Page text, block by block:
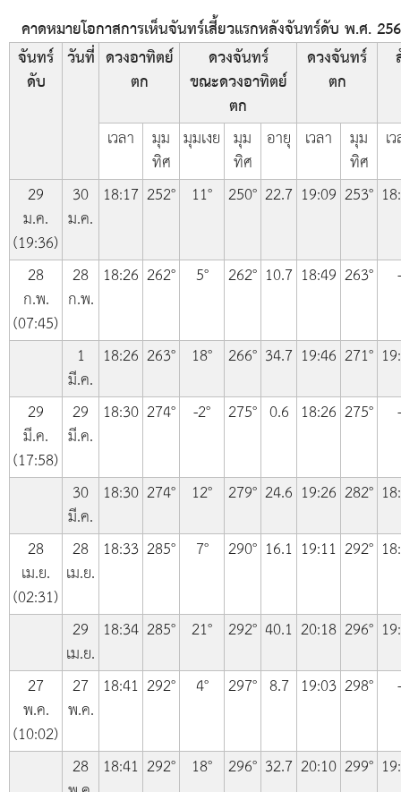
คาดหมายโอกาสการเห็นจันทร์เสี้ยวแรกหลังจันทร์ดับ พ.ศ.
จันทร์
ดับ
วันที่ ดวงอาทิตย์
ตก
ดวงจันทร์
ขณะดวงอาทิตย์
ตก
ดวงจันทร์
ตก
เวลา มุม
ทิศ
มุมเงย มุม
ทิศ
อายุ เวลา มุม
ทิศ
เ
29
ม.ค.
(19:36)
30
ม.ค.
18:17 252° 11° 250° 22.7 19:09 253°
28
ก.พ.
(07:45)
28
ก.พ.
18:26 262° 5° 262° 10.7 18:49 263° -
1
มี.ค.
18:26 263° 18° 266° 34.7 19:46 271°
29
มี.ค.
(17:58)
29
มี.ค.
18:30 274° -2° 275° 0.6 18:26 275° -
30
มี.ค.
18:30 274° 12° 279° 24.6 19:26 282°
28
เม.ย.
(02:31)
28
เม.ย.
18:33 285° 7° 290° 16.1 19:11 292°
29
เม.ย.
18:34 285° 21° 292° 40.1 20:18 296°
27
พ.ค.
(10:02)
27
พ.ค.
18:41 292° 4° 297° 8.7 19:03 298° -
28 18:41 292° 18° 296° 32.7 20:10 299°